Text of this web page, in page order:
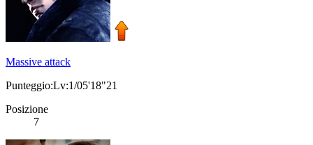
Massive attack
Punteggio:Lv:1/05'18"21
Posizione
7